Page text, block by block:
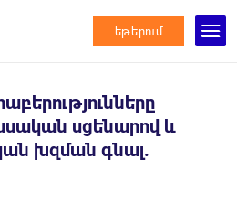
եթերում
սցենարով և
խզման գնալ.